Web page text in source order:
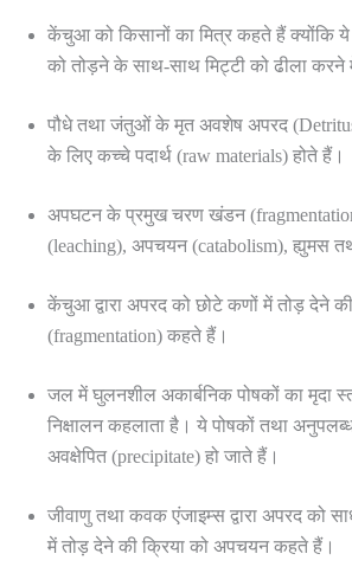
केंचुआ को किसानों का मित्र कहते हैं क्योंकि ये
को तोड़ने के साथ-साथ मिट्टी को ढीला करने
पौधे तथा जंतुओं के मृत अवशेष अपरद
के लिए कच्चे पदार्थ (raw materials) होते हैं।
अपघटन के प्रमुख चरण खंडन
(leaching), अपचयन (catabolism), ह्युमस
केंचुआ द्वारा अपरद को छोटे कणों में तोड़ देने
(fragmentation) कहते हैं।
जल में घुलनशील अकार्बनिक पोषकों का मृदा
निक्षालन कहलाता है। ये पोषकों तथा
अवक्षेपित (precipitate) हो जाते हैं।
जीवाणु तथा कवक एंजाइम्स द्वारा अपरद को
में तोड़ देने की क्रिया को अपचयन कहते हैं।